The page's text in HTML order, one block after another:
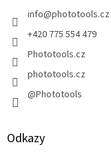
info@phototools.cz
+420 775 554 479
Phototools.cz
phototools.cz
@Phototools
Odkazy